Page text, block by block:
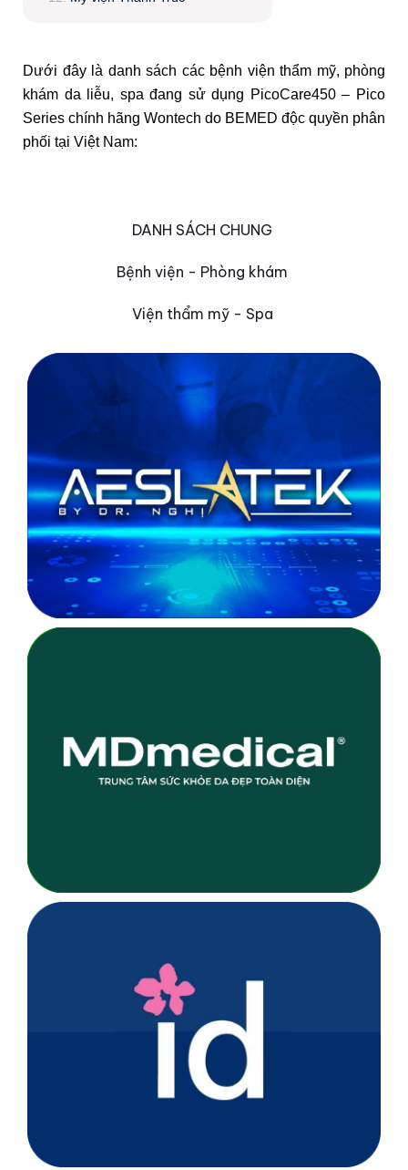
Dưới đây là danh sách các bệnh viện thẩm mỹ, phòng
khám da liễu, spa đang sử dụng PicoCare450 – Pico
Series chính hãng Wontech do BEMED độc quyền phân
phối tại Việt Nam:
DANH SÁCH CHUNG
Bệnh viện - Phòng khám
Viện thẩm mỹ - Spa